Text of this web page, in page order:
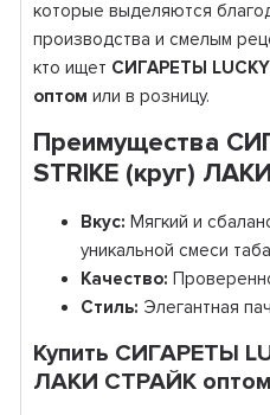
которые выделяются
производства и смелым
кто ищет СИГАРЕТЫ
оптом или в розницу.
Преимущества
STRIKE (круг)
Вкус: Мягкий и
уникальной смеси
Качество:
Стиль: Элегантная
Купить СИГАРЕТЫ
ЛАКИ СТРАЙК оптом